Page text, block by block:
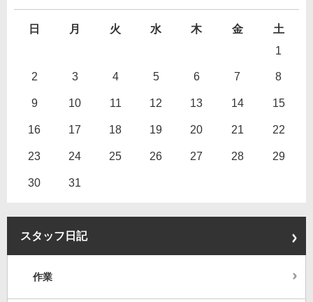
日 月 火 水 木 金
土
1
2 3 4 5 6 7 8
9 10 11 12 13 14 15
16 17 18 19 20 21 22
23 24 25 26 27 28 29
30 31
スタッフ日記
作業